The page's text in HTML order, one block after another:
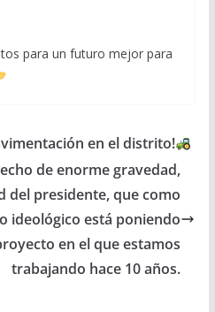
para un futuro mejor para
en el distrito!
de enorme gravedad,
del presidente, que como
ideológico está poniendo
en el que estamos
trabajando hace 10 años.